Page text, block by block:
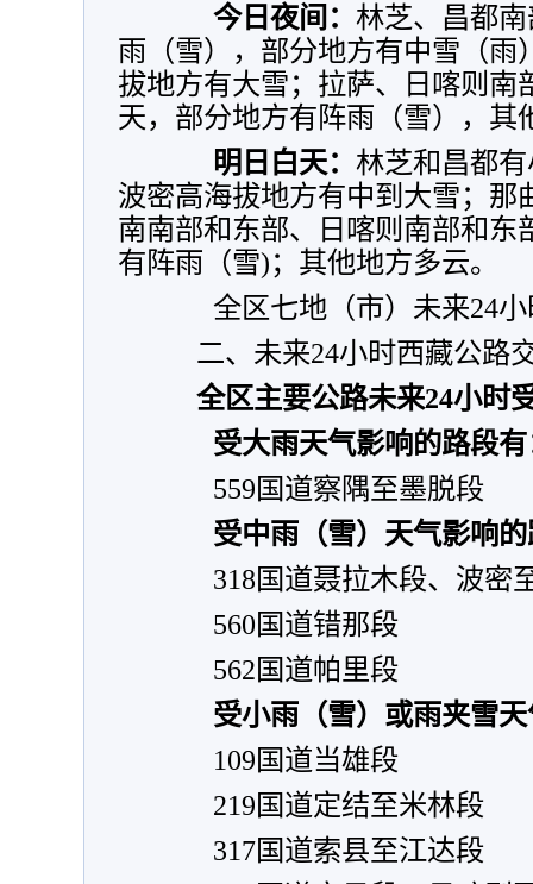
今日夜间： 林芝、昌都
雨（雪），部分地方有中雪（雨
拔地方有大雪；拉萨、日喀则南
天，部分地方有阵雨（雪），其
明日白天： 林芝和昌都
波密高海拔地方有中到大雪；那
南南部和东部、日喀则南部和东
有阵雨（雪)；其他地方多云。
全区七地（市）未来24小
二、未来24小时西藏公
全区主要公路未来24小时
受大雨天气影响的路段
559国道察隅至墨脱段
受中雨（雪）天气影响
318国道聂拉木段、波密
560国道错那段
562国道帕里段
受小雨（雪）或雨夹雪
109国道当雄段
219国道定结至米林段
317国道索县至江达段